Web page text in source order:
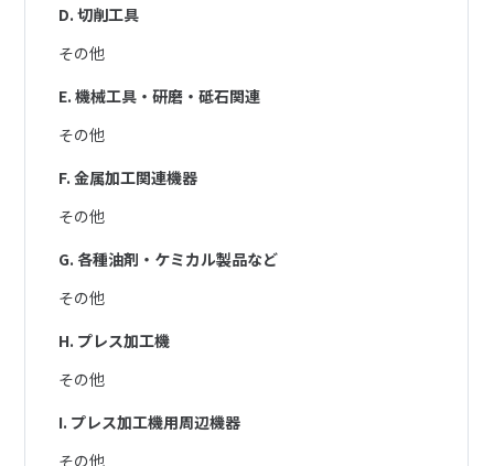
D. 切削工具
その他
E. 機械工具・研磨・砥石関連
その他
F. 金属加工関連機器
その他
G. 各種油剤・ケミカル製品など
その他
H. プレス加工機
その他
I. プレス加工機用周辺機器
その他